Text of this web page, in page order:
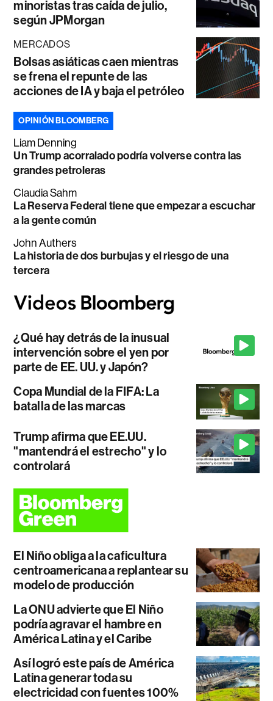
minoristas tras caída de julio,
según JPMorgan
MERCADOS
Bolsas asiáticas caen mientras
se frena el repunte de las
acciones de IA y baja el petróleo
OPINIÓN BLOOMBERG
Liam Denning
Un Trump acorralado podría volverse contra las
grandes petroleras
Claudia Sahm
La Reserva Federal tiene que empezar a escuchar
a la gente común
John Authers
La historia de dos burbujas y el riesgo de una
tercera
¿Qué hay detrás de la inusual
intervención sobre el yen por
parte de EE. UU. y Japón?
Copa Mundial de la FIFA: La
batalla de las marcas
Trump afirma que EE.UU.
"mantendrá el estrecho" y lo
controlará
El Niño obliga a la caficultura
centroamericana a replantear su
modelo de producción
La ONU advierte que El Niño
podría agravar el hambre en
América Latina y el Caribe
Así logró este país de América
Latina generar toda su
electricidad con fuentes 100%